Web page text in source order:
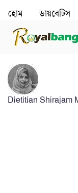
হোম ডায়বেটিস
রূপচর্চা হৃদরোগ
Dietitian Shirajam